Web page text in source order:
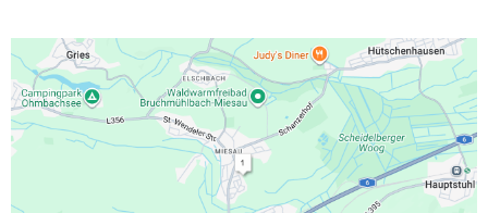
Ist Ihre Werkstatt schon dabei?
Kostenlos eintragen
Werkstatt Login